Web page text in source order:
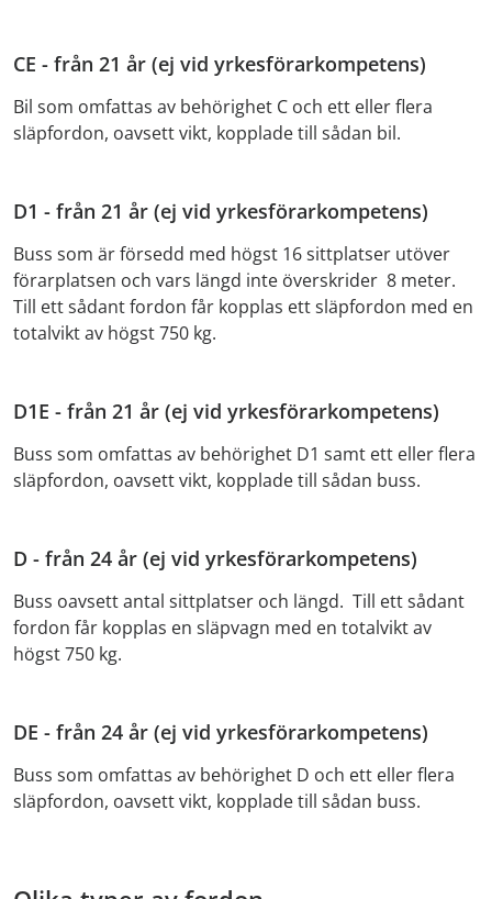
CE - från 21 år (ej vid yrkesförarkompetens)
Bil som omfattas av behörighet C och ett eller flera
släpfordon, oavsett vikt, kopplade till sådan bil.
D1 - från 21 år (ej vid yrkesförarkompetens)
Buss som är försedd med högst 16 sittplatser utöver
förarplatsen och vars längd inte överskrider 8 meter.
Till ett sådant fordon får kopplas ett släpfordon med en
totalvikt av högst 750 kg.
D1E - från 21 år (ej vid yrkesförarkompetens)
Buss som omfattas av behörighet D1 samt ett eller flera
släpfordon, oavsett vikt, kopplade till sådan buss.
D - från 24 år (ej vid yrkesförarkompetens)
Buss oavsett antal sittplatser och längd. Till ett sådant
fordon får kopplas en släpvagn med en totalvikt av
högst 750 kg.
DE - från 24 år (ej vid yrkesförarkompetens)
Buss som omfattas av behörighet D och ett eller flera
släpfordon, oavsett vikt, kopplade till sådan buss.